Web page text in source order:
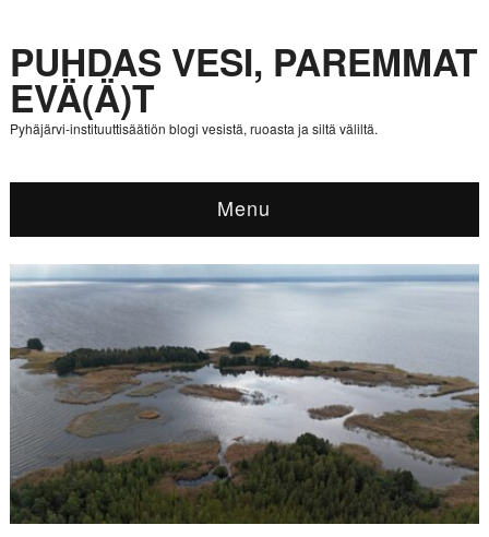
PUHDAS VESI, PAREMMAT
EVÄ(Ä)T
Pyhäjärvi-instituuttisäätiön blogi vesistä, ruoasta ja siltä väliltä.
Menu